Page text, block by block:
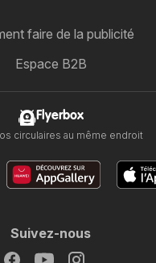
faire de la publicité
Espace B2B
Flyerbox
circulaires au même endroit
Suivez-nous